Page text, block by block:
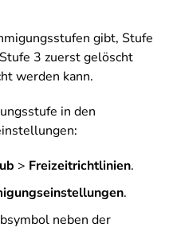
gibt, Stufe
3 zuerst gelöscht
werden kann.
in den
> Freizeitrichtlinien.
.
neben der